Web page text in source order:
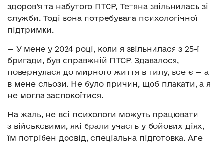
здоров’я та набутого ПТСР, Тетяна звільнилась зі
служби. Тоді вона потребувала психологічної
підтримки.
— У мене у 2024 році, коли я звільнилася з 25-ї
бригади, був справжній ПТСР. Здавалося,
повернулася до мирного життя в тилу, все є — а
в мене сльози. Не було причин, щоб плакати, а я
не могла заспокоїтися.
На жаль, не всі психологи можуть працювати
з військовими, які брали участь у бойових діях,
їм потрібен досвід, спеціальна підготовка. Але